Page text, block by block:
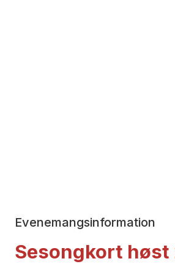
Evenemangsinformation
Sesongkort høst